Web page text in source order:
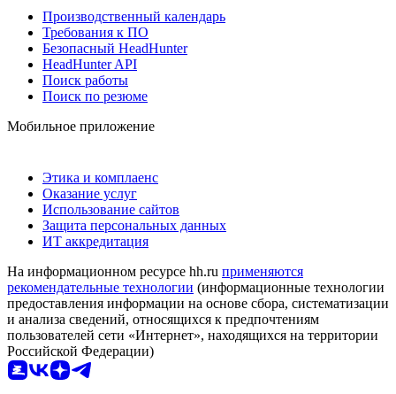
Производственный календарь
Требования к ПО
Безопасный HeadHunter
HeadHunter API
Поиск работы
Поиск по резюме
Мобильное приложение
Этика и комплаенс
Оказание услуг
Использование сайтов
Защита персональных данных
ИТ аккредитация
На информационном ресурсе hh.ru применяются
рекомендательные технологии (информационные технологии
предоставления информации на основе сбора, систематизации
и анализа сведений, относящихся к предпочтениям
пользователей сети «Интернет», находящихся на территории
Российской Федерации)